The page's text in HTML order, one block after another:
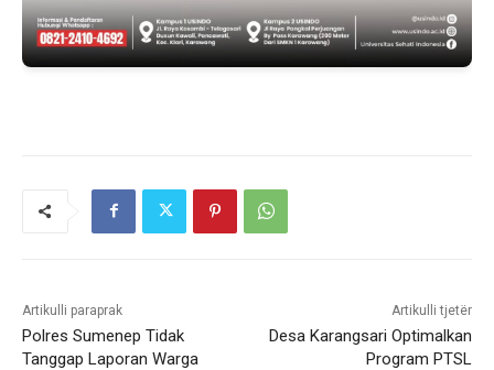
Artikulli paraprak
Polres Sumenep Tidak
Tanggap Laporan Warga
Artikulli tjetër
Desa Karangsari Optimalkan
Program PTSL